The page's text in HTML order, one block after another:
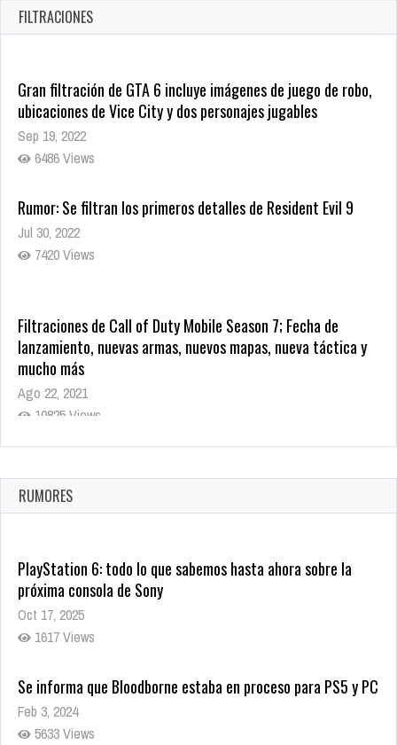
Oct 7, 2025
1759 Views
FILTRACIONES
Gran filtración de GTA 6 incluye imágenes de juego de robo,
ubicaciones de Vice City y dos personajes jugables
Sep 19, 2022
6486 Views
Rumor: Se filtran los primeros detalles de Resident Evil 9
Jul 30, 2022
7420 Views
Filtraciones de Call of Duty Mobile Season 7; Fecha de
lanzamiento, nuevas armas, nuevos mapas, nueva táctica y
mucho más
Ago 22, 2021
10825 Views
La configuración de Call of Duty 2021 aparentemente ya fue
Ago 8, 2021
10008 Views
RUMORES
PlayStation 6: todo lo que sabemos hasta ahora sobre la
próxima consola de Sony
Oct 17, 2025
1617 Views
Se informa que Bloodborne estaba en proceso para PS5 y PC
Feb 3, 2024
5633 Views